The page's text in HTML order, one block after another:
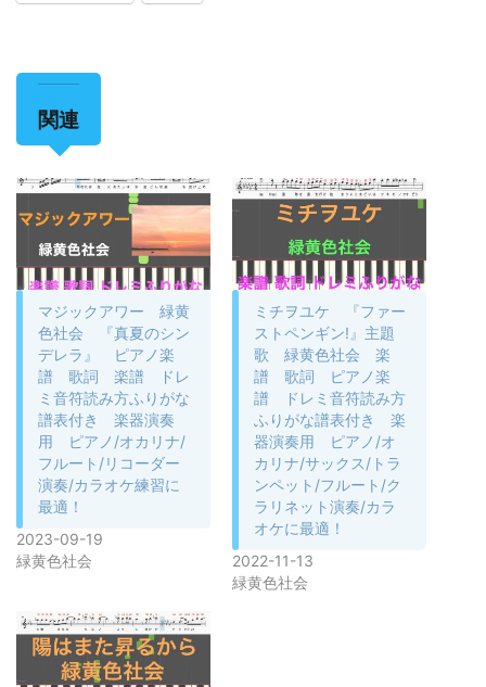
関連
マジックアワー 緑黄
色社会 『真夏のシン
デレラ』 ピアノ楽
譜 歌詞 楽譜 ドレ
ミ音符読み方ふりがな
譜表付き 楽器演奏
用 ピアノ/オカリナ/
フルート/リコーダー
演奏/カラオケ練習に
最適！
2023-09-19
緑黄色社会
ミチヲユケ 『ファー
ストペンギン!』主題
歌 緑黄色社会 楽
譜 歌詞 ピアノ楽
譜 ドレミ音符読み方
ふりがな譜表付き 楽
器演奏用 ピアノ/オ
カリナ/サックス/トラ
ンペット/フルート/ク
ラリネット演奏/カラ
オケに最適！
2022-11-13
緑黄色社会